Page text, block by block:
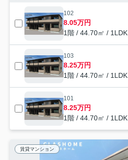
102
8.05万円
1階 / 44.70㎡ / 1LDK
103
8.25万円
1階 / 44.70㎡ / 1LDK
101
8.25万円
1階 / 44.70㎡ / 1LDK
賃貸マンション